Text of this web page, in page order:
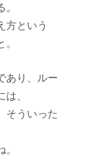
方という
あり、ルー
、
そういった